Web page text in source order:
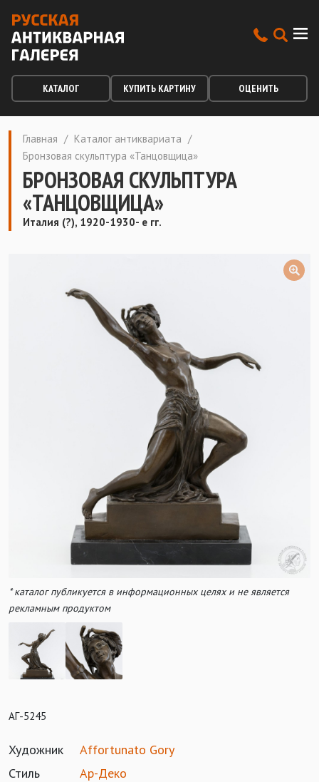
КАТАЛОГ КУПИТЬ КАРТИНУ ОЦЕНИТЬ
Главная / Каталог антиквариата /
Бронзовая скульптура «Танцовщица»
БРОНЗОВАЯ СКУЛЬПТУРА
«ТАНЦОВЩИЦА»
Италия (?), 1920-1930- е гг.
* каталог публикуется в информационных целях и не является
рекламным продуктом
АГ-5245
Художник
Affortunato Gory
Стиль
Ар-Деко